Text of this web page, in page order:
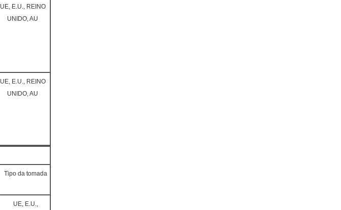
UE, E.U., REINO
UNIDO, AU
UE, E.U., REINO
UNIDO, AU
Tipo da tomada
UE, E.U.,